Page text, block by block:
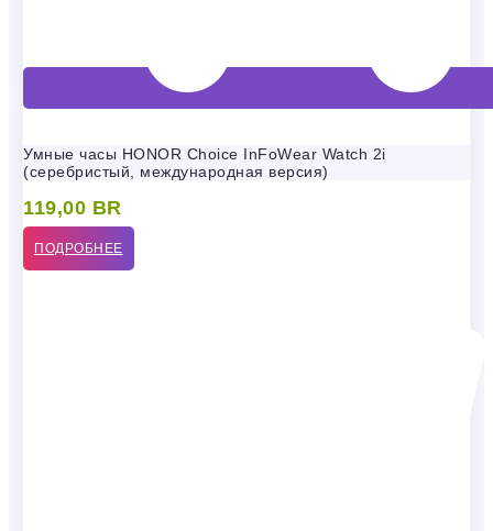
Умные часы HONOR Choice InFoWear Watch 2i
(серебристый, международная версия)
119,00 BR
ПОДРОБНЕЕ